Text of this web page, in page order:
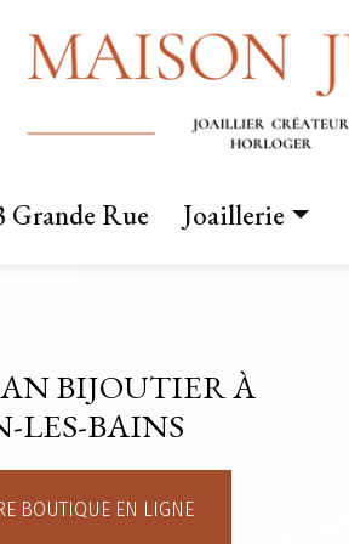
Grande Rue Joaillerie
Mariage
BIJOUTIER À
LES-BAINS
BOUTIQUE EN LIGNE